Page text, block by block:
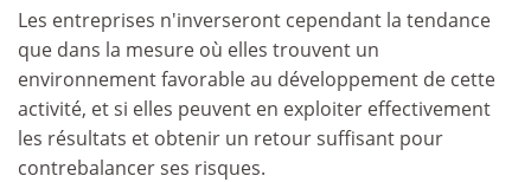
Les entreprises n'inverseront cependant la tendance
que dans la mesure où elles trouvent un
environnement favorable au développement de cette
activité, et si elles peuvent en exploiter effectivement
les résultats et obtenir un retour suffisant pour
contrebalancer ses risques.